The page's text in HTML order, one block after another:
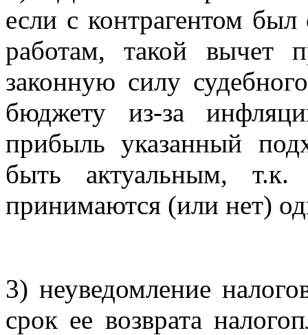
если с контрагентом
работам, такой вычет
законную силу
бюджету из-за
прибыль указанный
быть актуальным,
принимаются (или нет)
3) неуведомление
срок ее возврата